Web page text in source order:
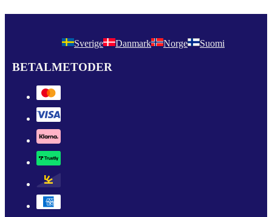
Sverige Danmark Norge Suomi
BETALMETODER